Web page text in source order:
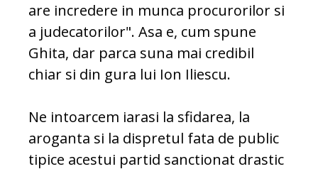
are incredere in munca procurorilor si
a judecatorilor". Asa e, cum spune
Ghita, dar parca suna mai credibil
chiar si din gura lui Ion Iliescu.
Ne intoarcem iarasi la sfidarea, la
aroganta si la dispretul fata de public
tipice acestui partid sanctionat drastic